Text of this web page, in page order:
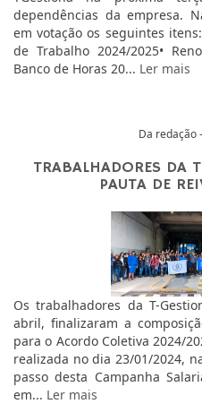
dependências da empresa.
em votação os seguintes
de Trabalho 2024/2025•
Banco de Horas 20... Ler mais
Da redação
TRABALHADORES DA
PAUTA DE
Os trabalhadores da T-
abril, finalizaram a
para o Acordo Coletiva 2024/
realizada no dia 23/01/2024,
passo desta Campanha
em... Ler mais